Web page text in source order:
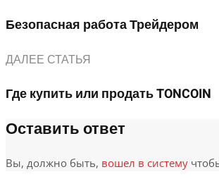
Безопасная работа Трейдером
ДАЛЕЕ СТАТЬЯ
Где купить или продать TONCOIN
Оставить ответ
Вы, должно быть, вошел в систему